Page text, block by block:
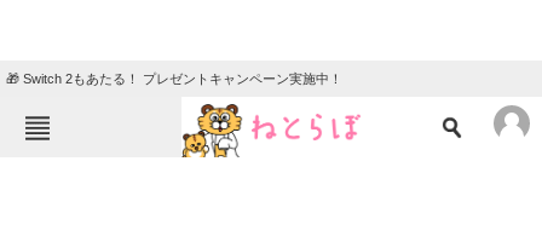
🎁 Switch 2もあたる！ プレゼントキャンペーン実施中！